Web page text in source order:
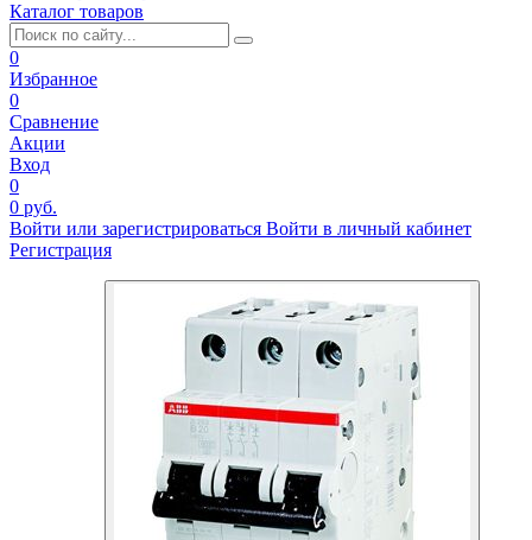
Каталог товаров
0
Избранное
0
Сравнение
Акции
Вход
0
0 руб.
Войти или зарегистрироваться Войти в личный кабинет
Регистрация